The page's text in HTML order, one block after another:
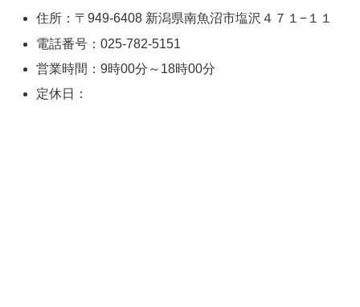
住所：〒949-6408 新潟県南魚沼市塩沢４７１−１１
電話番号：025-782-5151
営業時間：9時00分～18時00分
定休日：